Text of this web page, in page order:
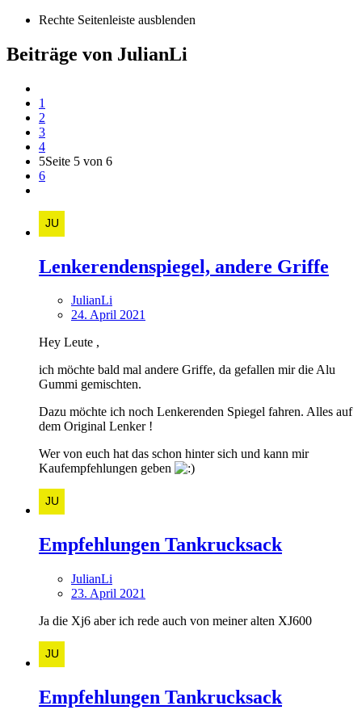
Rechte Seitenleiste ausblenden
Beiträge von JulianLi
1
2
3
4
5Seite 5 von 6
6
Lenkerendenspiegel, andere Griffe
JulianLi
24. April 2021
Hey Leute ,
ich möchte bald mal andere Griffe, da gefallen mir die Alu
Gummi gemischten.
Dazu möchte ich noch Lenkerenden Spiegel fahren. Alles auf
dem Original Lenker !
Wer von euch hat das schon hinter sich und kann mir
Kaufempfehlungen geben
Empfehlungen Tankrucksack
JulianLi
23. April 2021
Ja die Xj6 aber ich rede auch von meiner alten XJ600
Empfehlungen Tankrucksack